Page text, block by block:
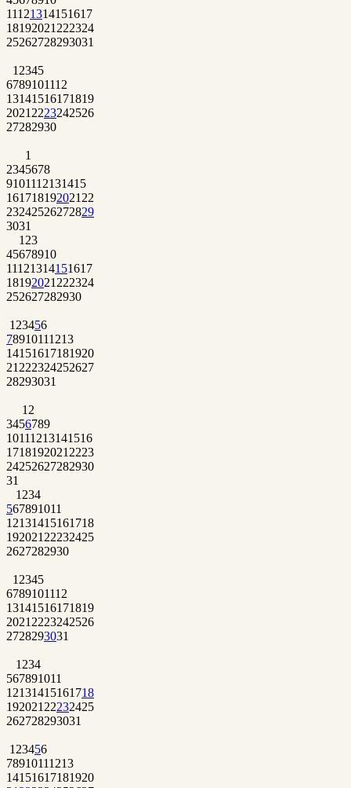
11121314151617
18192021 222324
25262728293031
1 2345
6789101112
13141516171819
2021 2223242526
27282930
1
2345678
9101112131415
161718192021 22
23242526272829
3031
1 23
45678910
11121314151617
18192021 222324
252627282930
1 23456
78910111213
14151617181920
21 222324252627
28293031
1 2
3456789
10111213141516
1718192021 2223
24252627282930
31
1 234
567891011
12131415161718
192021 22232425
2627282930
1 2345
6789101112
13141516171819
2021 2223242526
2728293031
1 234
567891011
12131415161718
192021 22232425
262728293031
1 23456
78910111213
14151617181920